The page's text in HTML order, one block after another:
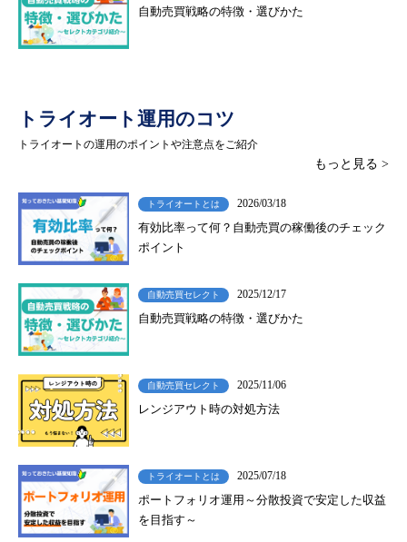
自動売買戦略の特徴・選びかた
トライオート運用のコツ
トライオートの運用のポイントや注意点をご紹介
もっと見る >
トライオートとは 2026/03/18
有効比率って何？自動売買の稼働後のチェック
ポイント
自動売買セレクト 2025/12/17
自動売買戦略の特徴・選びかた
自動売買セレクト 2025/11/06
レンジアウト時の対処方法
トライオートとは 2025/07/18
ポートフォリオ運用～分散投資で安定した収益
を目指す～